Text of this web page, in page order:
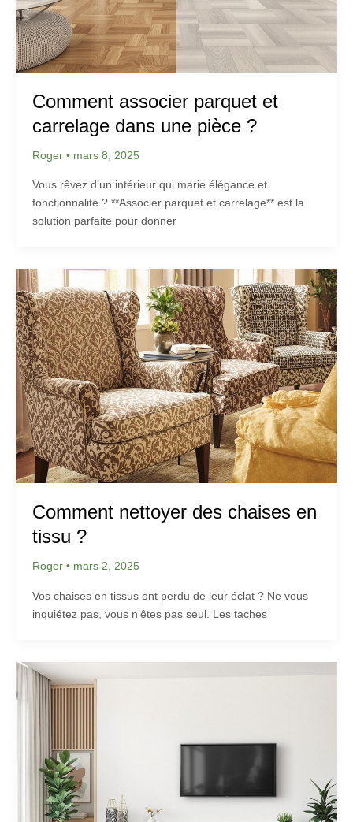
Comment associer parquet et
carrelage dans une pièce ?
Roger • mars 8, 2025
Vous rêvez d’un intérieur qui marie élégance et
fonctionnalité ? **Associer parquet et carrelage** est la
solution parfaite pour donner
Comment nettoyer des chaises en
tissu ?
Roger • mars 2, 2025
Vos chaises en tissus ont perdu de leur éclat ? Ne vous
inquiétez pas, vous n’êtes pas seul. Les taches